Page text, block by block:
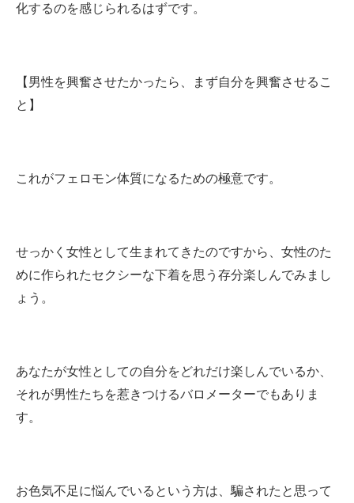
化するのを感じられるはずです。
【男性を興奮させたかったら、まず自分を興奮させるこ
と】
これがフェロモン体質になるための極意です。
せっかく女性として生まれてきたのですから、女性のた
めに作られたセクシーな下着を思う存分楽しんでみまし
ょう。
あなたが女性としての自分をどれだけ楽しんでいるか、
それが男性たちを惹きつけるバロメーターでもありま
す。
お色気不足に悩んでいるという方は、騙されたと思って